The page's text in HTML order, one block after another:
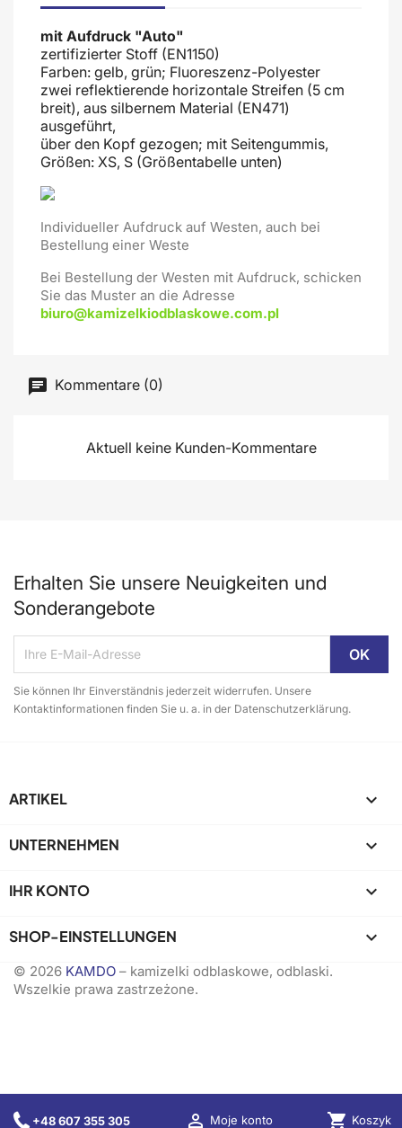
mit Aufdruck "Auto"
zertifizierter Stoff (EN1150)
Farben: gelb, grün; Fluoreszenz-Polyester
zwei reflektierende horizontale Streifen (5 cm
breit), aus silbernem Material (EN471)
ausgeführt,
über den Kopf gezogen; mit Seitengummis,
Größen: XS, S (Größentabelle unten)
Individueller Aufdruck auf Westen, auch bei
Bestellung einer Weste
Bei Bestellung der Westen mit Aufdruck, schicken
Sie das Muster an die Adresse
biuro@kamizelkiodblaskowe.com.pl
Kommentare (0)
Aktuell keine Kunden-Kommentare
Erhalten Sie unsere Neuigkeiten und
Sonderangebote
Sie können Ihr Einverständnis jederzeit widerrufen. Unsere
Kontaktinformationen finden Sie u. a. in der Datenschutzerklärung.
ARTIKEL 
UNTERNEHMEN 
IHR KONTO 
SHOP-EINSTELLUNGEN keyboard_arrow_down
© 2026 KAMDO – kamizelki odblaskowe, odblaski.
Wszelkie prawa zastrzeżone.
+48 607 355 305  Moje konto shopping_cart Koszyk